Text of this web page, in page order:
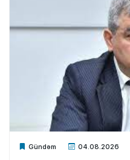
Gündəm 04.08.2026
Xalq.Online